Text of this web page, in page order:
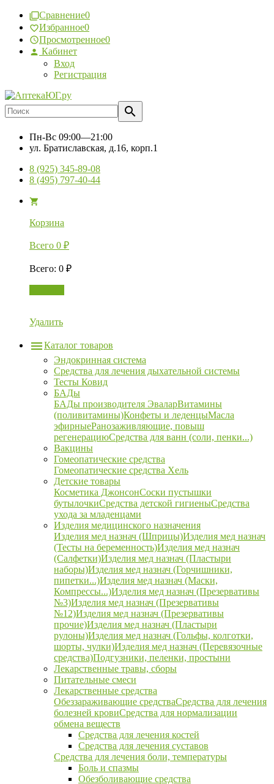
Сравнение0
Избранное0
Просмотренное0
Кабинет
Вход
Регистрация
Пн-Вс 09:00—21:00
ул. Братиславская, д.16, корп.1
8 (925) 345-89-08
8 (495) 797-40-44
Корзина
Всего 0 ₽
Всего: 0 ₽
Удалить
Каталог товаров
Эндокринная система
Средства для лечения дыхательной системы
Тесты Ковид
БАДы
БАДы производителя ЭваларВитамины
(поливитамины)Конфеты и леденцыМасла
эфирныеРанозаживляющие, повыш
регенерациюСредства для ванн (соли, пенки...)
Вакцины
Гомеопатические средства
Гомеопатические средства Хель
Детские товары
Косметика ДжонсонСоски пустышки
бутылочкиСредства детской гигиеныСредства
ухода за младенцами
Изделия медицинского назначения
Изделия мед назнач (Шприцы)Изделия мед назнач
(Тесты на беременность)Изделия мед назнач
(Салфетки)Изделия мед назнач (Пластыри
наборы)Изделия мед назнач (Горчишники,
пипетки...)Изделия мед назнач (Маски,
Компрессы...)Изделия мед назнач (Презервативы
№3)Изделия мед назнач (Презервативы
№12)Изделия мед назнач (Презервативы
прочие)Изделия мед назнач (Пластыри
рулоны)Изделия мед назнач (Гольфы, колготки,
шорты, чулки)Изделия мед назнач (Перевязочные
средства)Подгузники, пеленки, простыни
Лекарственные травы, сборы
Питательные смеси
Лекарственные средства
Обеззараживающие средстваСредства для лечения
болезней кровиСредства для нормализации
обмена веществ
Средства для лечения костей
Средства для лечения суставов
Средства для лечения боли, температуры
Боль и спазмы
Обезболивающие средства